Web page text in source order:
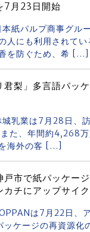
月23日開始
紙パルプ商事グル
人にも利用されて
を防ぐため、希 […]
梨」多言語パッ
乳業は7月28日、
た、年間約4,268
海外の客 […]
市で紙パッケー
カチにアップサイ
は7月22日、
ケージの再資源化